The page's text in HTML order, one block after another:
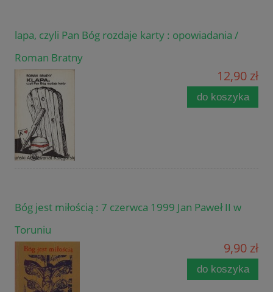
lapa, czyli Pan Bóg rozdaje karty : opowiadania /
Roman Bratny
12,90 zł
do koszyka
Bóg jest miłością : 7 czerwca 1999 Jan Paweł II w
Toruniu
9,90 zł
do koszyka